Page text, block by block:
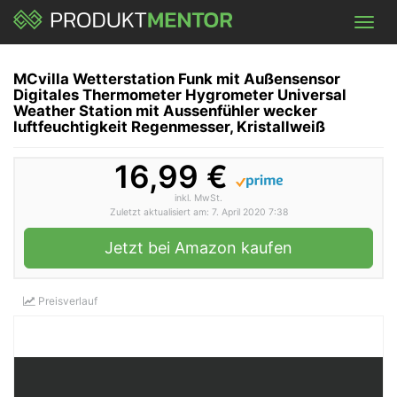
Skip
main
MCvilla Wetterstation Funk mit Außensensor
Digitales Thermometer Hygrometer Universal
Weather Station mit Aussenfühler wecker
luftfeuchtigkeit Regenmesser, Kristallweiß
16,99 €
inkl. MwSt.
Zuletzt aktualisiert am: 7. April 2020 7:38
Jetzt bei Amazon kaufen
Preisverlauf